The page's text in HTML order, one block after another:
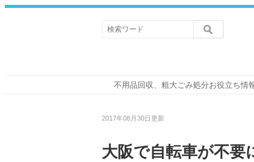
不用品回収、粗大ごみ処分お役立ち情
2017年08月30日更新
大阪で自転車が不要